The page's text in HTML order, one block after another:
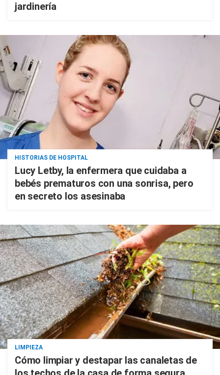
jardinería
HISTORIAS DE HOSPITAL
Lucy Letby, la enfermera que cuidaba a
bebés prematuros con una sonrisa, pero
en secreto los asesinaba
LIMPIEZA
Cómo limpiar y destapar las canaletas de